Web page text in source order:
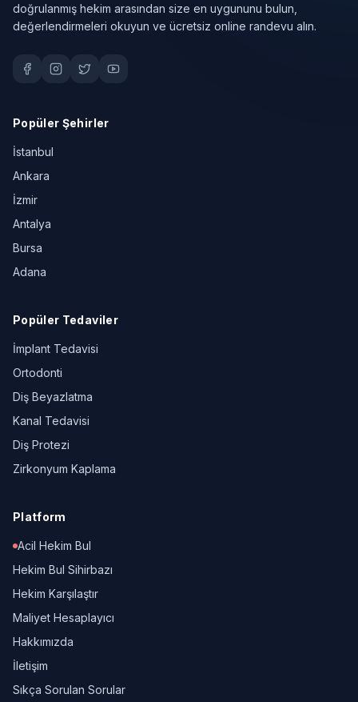
doğrulanmış hekim arasından size en uygununu bulun,
değerlendirmeleri okuyun ve ücretsiz online randevu alın.
Popüler Şehirler
İstanbul
Ankara
İzmir
Antalya
Bursa
Adana
Popüler Tedaviler
İmplant Tedavisi
Ortodonti
Diş Beyazlatma
Kanal Tedavisi
Diş Protezi
Zirkonyum Kaplama
Platform
Acil Hekim Bul
Hekim Bul Sihirbazı
Hekim Karşılaştır
Maliyet Hesaplayıcı
Hakkımızda
İletişim
Sıkça Sorulan Sorular